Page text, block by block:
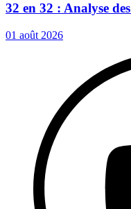
32 en 32 : Analyse
01 août 2026